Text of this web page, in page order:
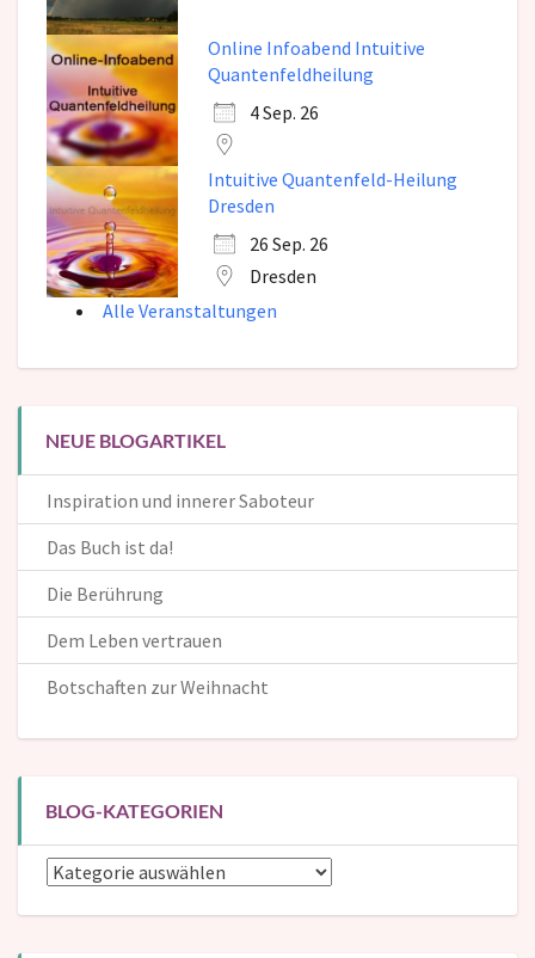
Online Infoabend Intuitive
Quantenfeldheilung
4 Sep. 26
Intuitive Quantenfeld-Heilung
Dresden
26 Sep. 26
Dresden
Alle Veranstaltungen
NEUE BLOGARTIKEL
Inspiration und innerer Saboteur
Das Buch ist da!
Die Berührung
Dem Leben vertrauen
Botschaften zur Weihnacht
BLOG-KATEGORIEN
Blog-